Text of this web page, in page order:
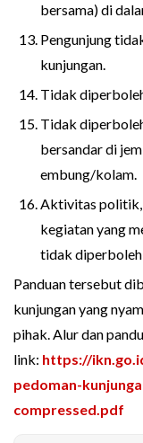
bersama) di
Pengunjung
kunjungan.
Tidak
Tidak
bersandar di
embung/kolam.
Aktivitas politik,
kegiatan yang
tidak
Panduan tersebut
kunjungan yang
pihak. Alur dan
link: https://
pedoman-
compressed.pdf